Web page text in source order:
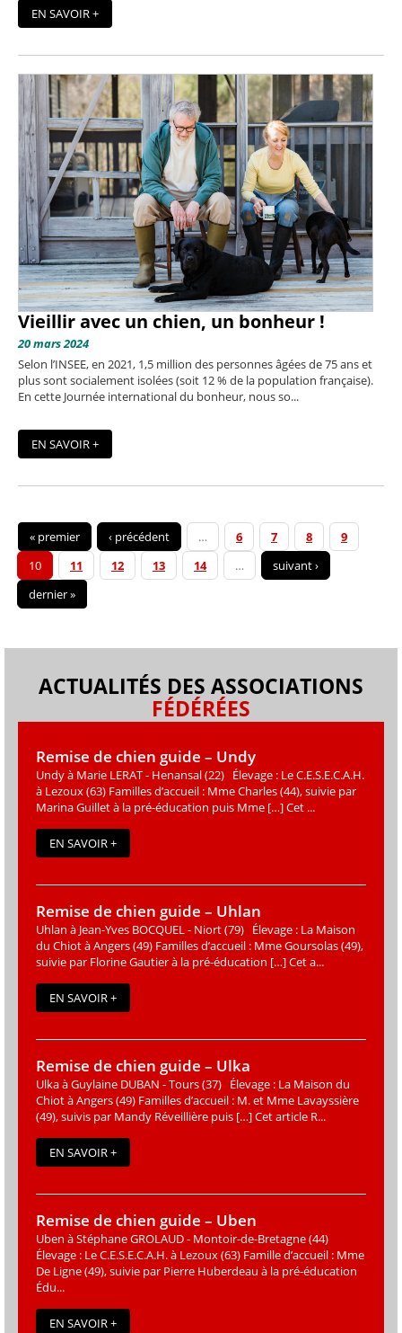
EN SAVOIR +
Vieillir avec un chien, un bonheur !
20 mars 2024
Selon l’INSEE, en 2021, 1,5 million des personnes âgées de 75 ans et
plus sont socialement isolées (soit 12 % de la population française).
En cette Journée international du bonheur, nous so...
EN SAVOIR +
« premier ‹ précédent … 6 7 8
9
10
11 12 13 14 …
suivant ›
dernier »
ACTUALITÉS DES ASSOCIATIONS
FÉDÉRÉES
Remise de chien guide – Undy
Undy à Marie LERAT - Henansal (22) Élevage : Le C.E.S.E.C.A.H.
à Lezoux (63) Familles d’accueil : Mme Charles (44), suivie par
Marina Guillet à la pré-éducation puis Mme […] Cet ...
EN SAVOIR +
Remise de chien guide – Uhlan
Uhlan à Jean-Yves BOCQUEL - Niort (79) Élevage : La Maison
du Chiot à Angers (49) Familles d’accueil : Mme Goursolas (49),
suivie par Florine Gautier à la pré-éducation […] Cet a...
EN SAVOIR +
Remise de chien guide – Ulka
Ulka à Guylaine DUBAN - Tours (37) Élevage : La Maison du
Chiot à Angers (49) Familles d’accueil : M. et Mme Lavayssière
(49), suivis par Mandy Réveillière puis […] Cet article R...
EN SAVOIR +
Remise de chien guide – Uben
Uben à Stéphane GROLAUD - Montoir-de-Bretagne (44)
Élevage : Le C.E.S.E.C.A.H. à Lezoux (63) Famille d’accueil : Mme
De Ligne (49), suivie par Pierre Huberdeau à la pré-éducation
Édu...
EN SAVOIR +